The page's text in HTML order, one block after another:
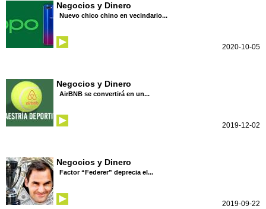
Negocios y Dinero
Nuevo chico chino en vecindario...
2020-10-05
Negocios y Dinero
AirBNB se convertirá en un...
2019-12-02
Negocios y Dinero
Factor “Federer” deprecia el...
2019-09-22